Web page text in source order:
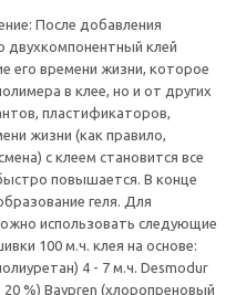
После добавления
двухкомпонентный клей
его времени жизни, которое
в клее, но и от других
пластификаторов,
жизни (как правило,
с клеем становится все
повышается. В конце
геля. Для
использовать следующие
100 м.ч. клея на основе:
4 - 7 м.ч. Desmodur
%) Baypren (хлоропреновый